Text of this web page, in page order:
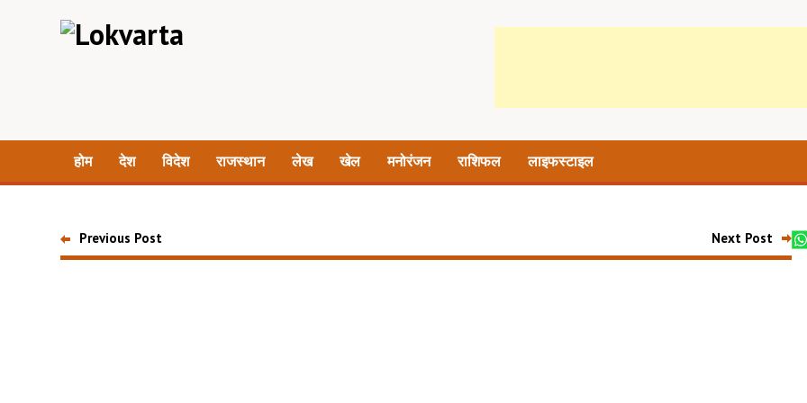
होम देश विदेश राजस्थान लेख खेल मनोरंजन राशिफल लाइफस्टाइल
Previous Post Next Post